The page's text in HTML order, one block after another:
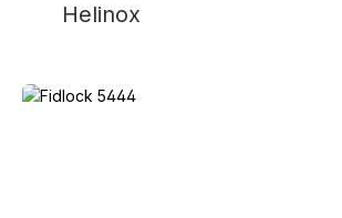
Helinox
Fidlock